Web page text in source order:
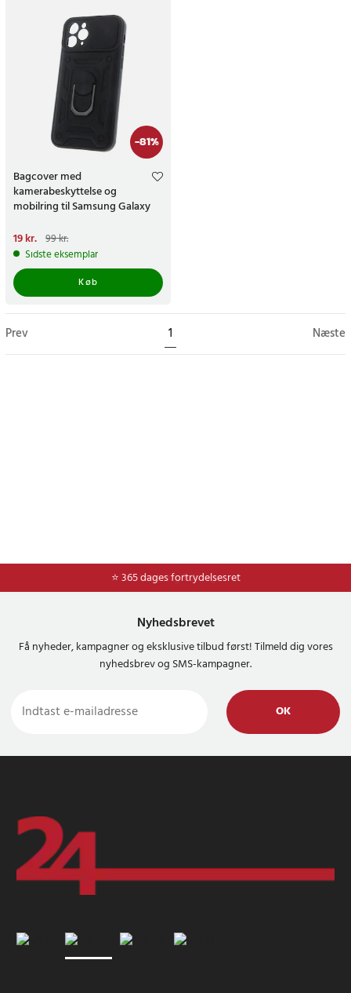
-81%
Bagcover med
kamerabeskyttelse og
mobilring til Samsung Galaxy
Nuværende pris
pris:99 kr.
19 kr. 99 kr.
Sidste eksemplar
Køb
Prev 1 Næste
⭐ 365 dages fortrydelsesret
Nyhedsbrevet
Få nyheder, kampagner og eksklusive tilbud først! Tilmeld dig vores
nyhedsbrev og SMS-kampagner.
OK